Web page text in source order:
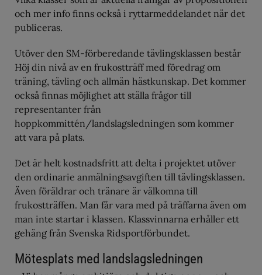
och mer info finns också i ryttarmeddelandet när det
publiceras.
Utöver den SM-förberedande tävlingsklassen består
Höj din nivå av en frukostträff med föredrag om
träning, tävling och allmän hästkunskap. Det kommer
också finnas möjlighet att ställa frågor till
representanter från
hoppkommittén/landslagsledningen som kommer
att vara på plats.
Det är helt kostnadsfritt att delta i projektet utöver
den ordinarie anmälningsavgiften till tävlingsklassen.
Även föräldrar och tränare är välkomna till
frukostträffen. Man får vara med på träffarna även om
man inte startar i klassen. Klassvinnarna erhåller ett
gehäng från Svenska Ridsportförbundet.
Mötesplats med landslagsledningen